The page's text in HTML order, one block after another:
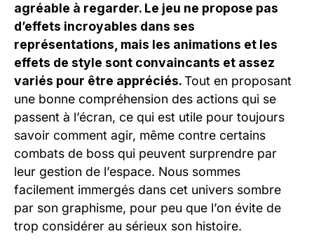
agréable à regarder. Le jeu ne propose pas
d’effets incroyables dans ses
représentations, mais les animations et les
effets de style sont convaincants et assez
variés pour être appréciés.Tout en proposant
une bonne compréhension des actions qui se
passent à l’écran, ce qui est utile pour toujours
savoir comment agir, même contre certains
combats de boss qui peuvent surprendre par
leur gestion de l’espace. Nous sommes
facilement immergés dans cet univers sombre
par son graphisme, pour peu que l’on évite de
trop considérer au sérieux son histoire.